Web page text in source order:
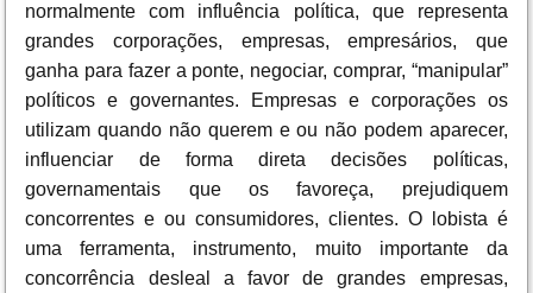
normalmente com influência política, que representa
grandes corporações, empresas, empresários, que
ganha para fazer a ponte, negociar, comprar, “manipular”
políticos e governantes. Empresas e corporações os
utilizam quando não querem e ou não podem aparecer,
influenciar de forma direta decisões políticas,
governamentais que os favoreça, prejudiquem
concorrentes e ou consumidores, clientes. O lobista é
uma ferramenta, instrumento, muito importante da
concorrência desleal a favor de grandes empresas,